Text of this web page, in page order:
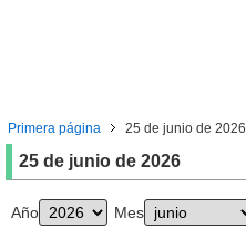
Primera página 25 de junio de 2026
25 de junio de 2026
Año Mes